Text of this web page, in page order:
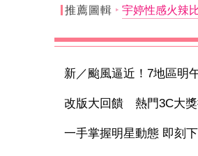
推薦圖輯 宇婷性感火辣
新／颱風逼近！7地區明
改版大回饋 熱門3C大獎
一手掌握明星動態 即刻